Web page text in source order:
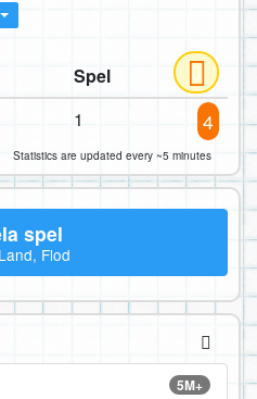
Spel
1 4
Statistics are updated every ~5 minutes
spel
Flod
5M+